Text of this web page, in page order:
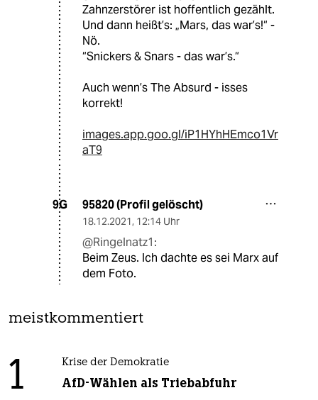
Zahnzerstörer ist hoffentlich gezählt.
Und dann heißt’s: „Mars, das war’s!“ -
Nö.
“Snickers & Snars - das war’s.“
Auch wenn’s The Absurd - isses
korrekt!
images.app.goo.gl/iP1HYhHEmco1Vr
aT9
9G 95820 (Profil gelöscht)
18.12.2021, 12:14 Uhr
@Ringelnatz1:
Beim Zeus. Ich dachte es sei Marx auf
dem Foto.
meistkommentiert
1 Krise der Demokratie
AfD-Wählen als Triebabfuhr